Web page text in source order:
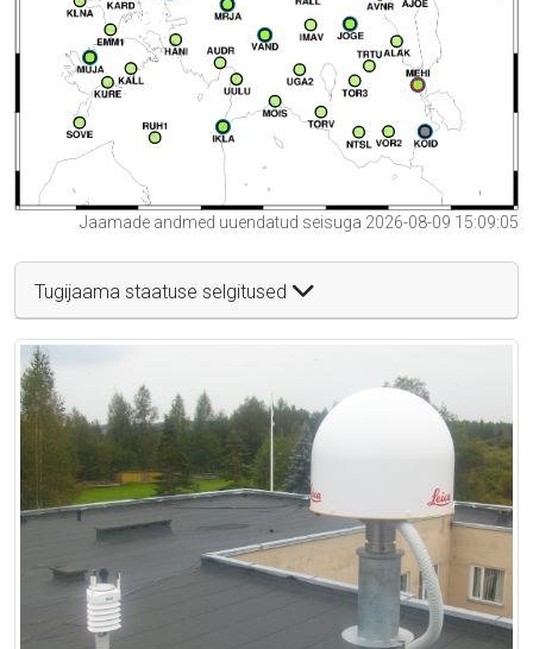
Jaamade andmed uuendatud seisuga 2026-08-09 15:09:05
Tugijaama staatuse selgitused